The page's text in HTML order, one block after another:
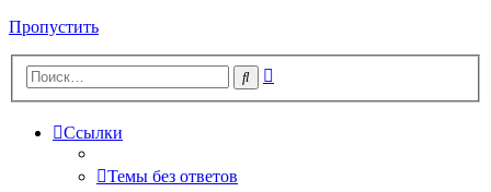
Пропустить
Поиск
Ссылки
Темы без ответов